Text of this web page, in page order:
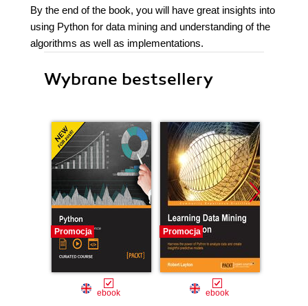
By the end of the book, you will have great insights into
using Python for data mining and understanding of the
algorithms as well as implementations.
Wybrane bestsellery
Promocja
ebook
Promocja
ebook